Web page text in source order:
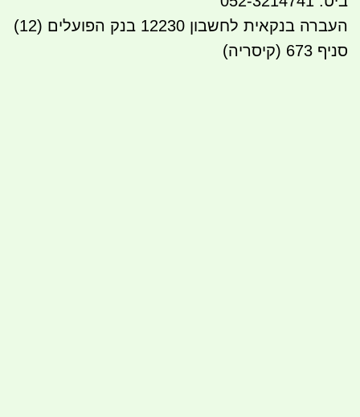
העברה בנקאית לחשבון 12230 בנק הפועלים (12)
סניף 673 (קיסריה)